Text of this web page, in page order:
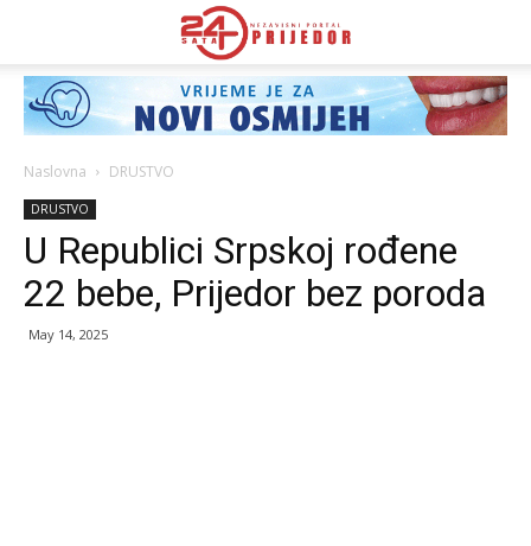
Naslovna DRUSTVO
DRUSTVO
U Republici Srpskoj rođene
22 bebe, Prijedor bez poroda
May 14, 2025